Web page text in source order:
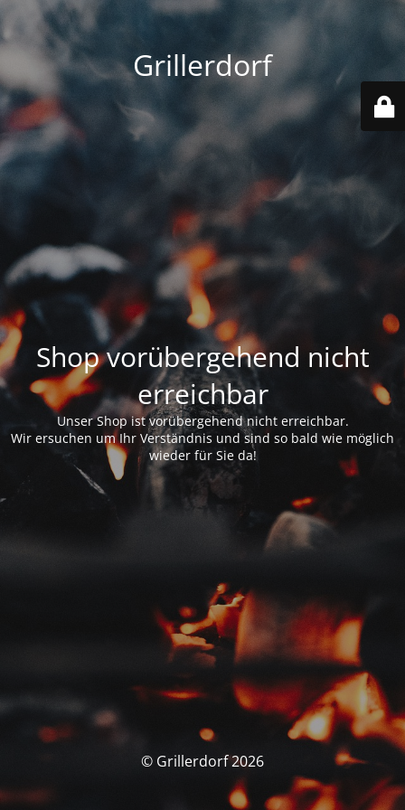
Grillerdorf
Shop vorübergehend nicht
erreichbar
Unser Shop ist vorübergehend nicht erreichbar.
Wir ersuchen um Ihr Verständnis und sind so bald wie möglich
wieder für Sie da!
© Grillerdorf 2026